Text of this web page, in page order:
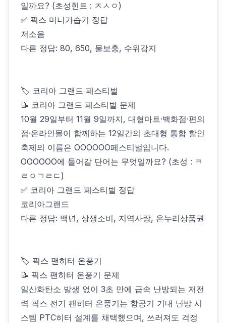
일까요? (초성힌트 : ㅈㅅㅇ)
✅ 픽스 미니가습기 정답
저소음
다른 정답: 80, 650, 물보충, 수위감지
🏷 코리아 그랜드 페스티벌
📝 코리아 그랜드 페스티벌 문제
10월 29일부터 11월 9일까지, 대형마트·백화점·편의
점·온라인몰이 함께하는 12일간의 초대형 통합 할인
축제의 이름은 OOOOOO페스티벌입니다.
OOOOOO에 들어갈 단어는 무엇일까요? (초성 : ㅋ
ㄹㅇㄱㄹㄷ)
✅ 코리아 그랜드 페스티벌 정답
코리아그랜드
다른 정답: 백년, 상생소비, 지역사랑, 온누리상품권
🏷 픽스 팬히터 온풍기
📝 픽스 팬히터 온풍기 문제
일산화탄소 발생 없이 3초 만에 급속 난방되는 저전
력 픽스 전기 팬히터 온풍기는 항공기 기내 난방 시
스템 PTC히터 설계를 채택했으며, 쓰러져도 걱정